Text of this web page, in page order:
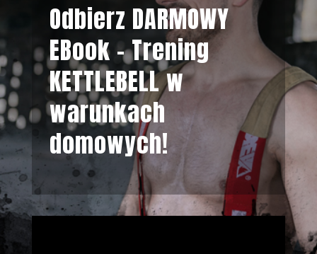
Odbierz DARMOWY
EBook - Trening
KETTLEBELL w
warunkach
domowych!